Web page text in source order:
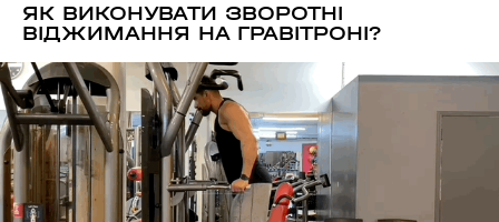
ЯК ВИКОНУВАТИ ЗВОРОТНІ
ВІДЖИМАННЯ НА ГРАВІТРОНІ?